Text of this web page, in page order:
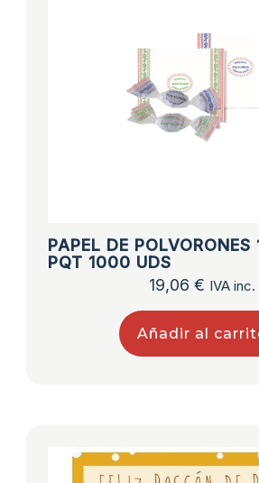
PAPEL DE POLVORONES
PQT 1000 UDS
19,06 € IVA inc.
Añadir al